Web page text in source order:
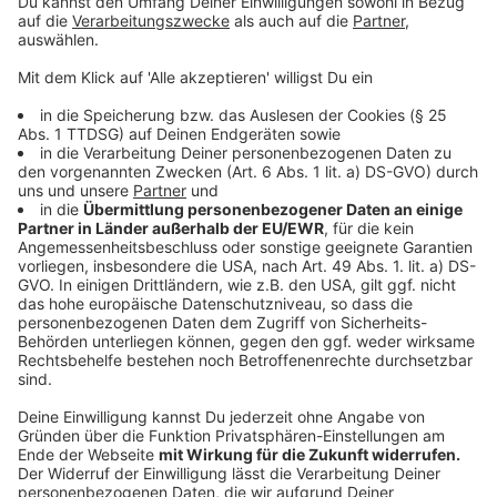
Reul will Umgang mit Gefährdern überprüfen
Landtagsstudio Düsseldorf|Nach dem mutmaßlich
Day in Berlin werden auch in NRW die
Sicherheitsvorkehrungen für Großveranstaltungen
überprüft. NRW-Innenminister Herbert Reul kündigt
außerdem an, die Debatte über den Umgang mit bekannten
Gefährdern sachlich zu führen und mögliche Konsequenzen
zu prüfen.
Mehr laden
Anzeige
SERVICE
Dein Münsterland hat Kreislauf – Du auch?